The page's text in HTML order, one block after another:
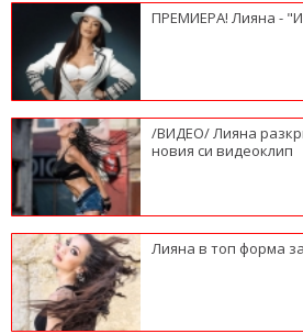
ПРЕМИЕРА! Лияна -
/ВИДЕО/ Лияна
новия си видеоклип
Лияна в топ форма